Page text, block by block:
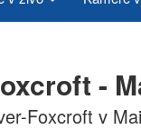
-
Foxcroft v